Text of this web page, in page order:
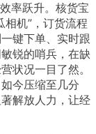
率跃升。核货宝
相机”，订货流程
键下单、实时跟
锐的哨兵，在缺
状况一目了然。
今压缩至几分
解放人力，让经